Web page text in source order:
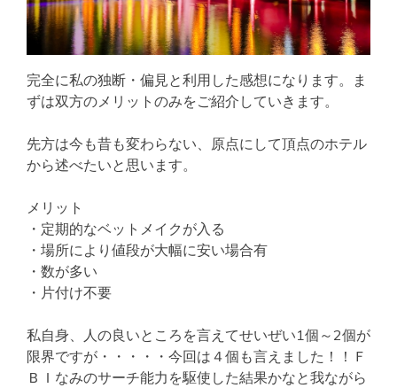
完全に私の独断・偏見と利用した感想になります。ま
ずは双方のメリットのみをご紹介していきます。
先方は今も昔も変わらない、原点にして頂点のホテル
から述べたいと思います。
メリット
・定期的なベットメイクが入る
・場所により値段が大幅に安い場合有
・数が多い
・片付け不要
私自身、人の良いところを言えてせいぜい1個～2個が
限界ですが・・・・・今回は４個も言えました！！Ｆ
ＢＩなみのサーチ能力を駆使した結果かなと我ながら